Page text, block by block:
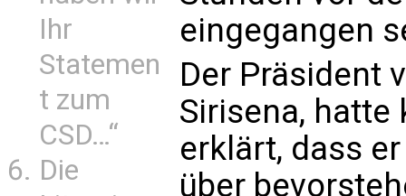
Ihr
Statemen
t zum
CSD…“
Die
eingegangen
Der Präsident
Sirisena, hatte
erklärt, dass
über